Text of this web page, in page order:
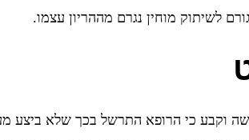
לשיתוק מוחין נגרם מההריון עצמו.
וקבע כי הרופא התרשל בכך שלא ביצע